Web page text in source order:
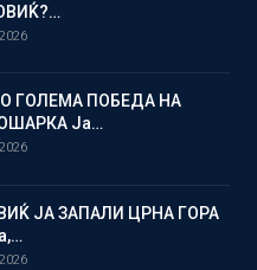
ГОЛЕМА ПОБЕДА НА
Ја…
ЈА ЗАПАЛИ ЦРНА ГОРА